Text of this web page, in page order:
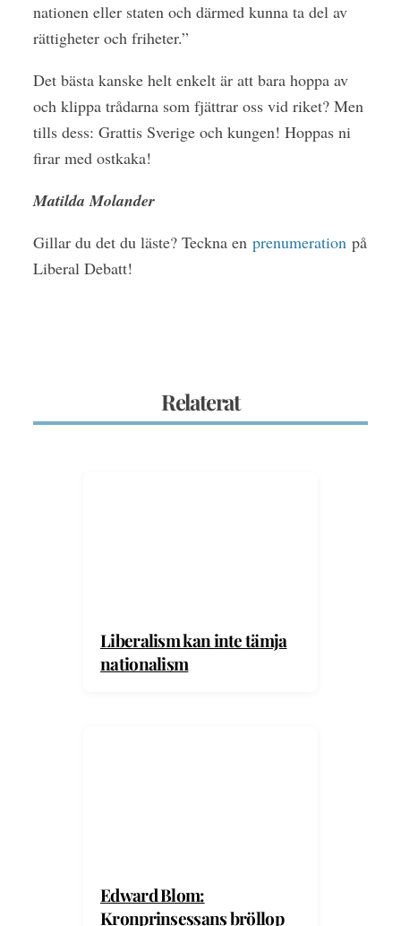
nationen eller staten och därmed kunna ta del av
rättigheter och friheter.”
Det bästa kanske helt enkelt är att bara hoppa av
och klippa trådarna som fjättrar oss vid riket? Men
tills dess: Grattis Sverige och kungen! Hoppas ni
firar med ostkaka!
Matilda Molander
Gillar du det du läste? Teckna en prenumerationpå
Liberal Debatt!
Relaterat
Liberalism kan inte tämja
nationalism
Edward Blom:
Kronprinsessans bröllop